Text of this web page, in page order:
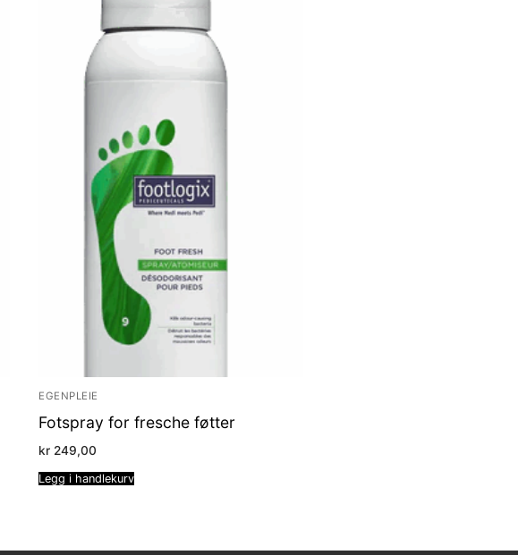
EGENPLEIE
Fotspray for fresche føtter
kr 249,00
Legg i handlekurv